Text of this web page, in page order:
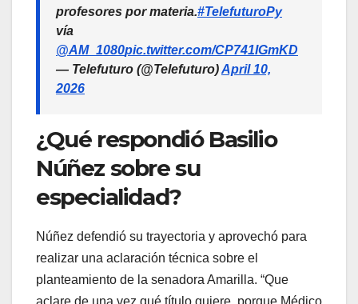
profesores por materia.#TelefuturoPy
vía
@AM_1080pic.twitter.com/CP741IGmKD
— Telefuturo (@Telefuturo)April 10,
2026
¿Qué respondió Basilio
Núñez sobre su
especialidad?
Núñez defendió su trayectoria y aprovechó para
realizar una aclaración técnica sobre el
planteamiento de la senadora Amarilla. “Que
aclare de una vez qué título quiere, porque Médico